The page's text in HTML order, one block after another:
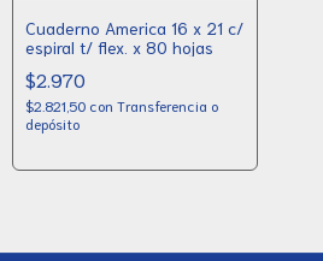
Cuaderno America 16 x 21 c/
espiral t/ flex. x 80 hojas
$2.970
$2.821,50 con Transferencia o
depósito